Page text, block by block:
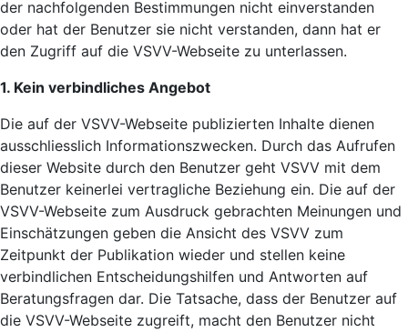
der nachfolgenden Bestimmungen nicht einverstanden
oder hat der Benutzer sie nicht verstanden, dann hat er
den Zugriff auf die VSVV-Webseite zu unterlassen.
1. Kein verbindliches Angebot
Die auf der VSVV-Webseite publizierten Inhalte dienen
ausschliesslich Informationszwecken. Durch das Aufrufen
dieser Website durch den Benutzer geht VSVV mit dem
Benutzer keinerlei vertragliche Beziehung ein. Die auf der
VSVV-Webseite zum Ausdruck gebrachten Meinungen und
Einschätzungen geben die Ansicht des VSVV zum
Zeitpunkt der Publikation wieder und stellen keine
verbindlichen Entscheidungshilfen und Antworten auf
Beratungsfragen dar. Die Tatsache, dass der Benutzer auf
die VSVV-Webseite zugreift, macht den Benutzer nicht